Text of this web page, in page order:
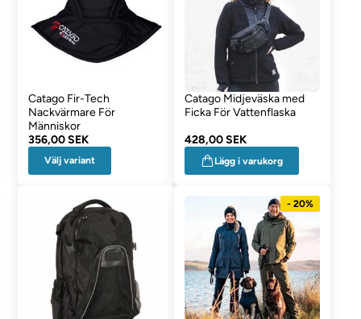
Catago Fir-Tech
Nackvärmare För
Människor
356,00 SEK
Välj variant
Catago Midjeväska med
Ficka För Vattenflaska
428,00 SEK
Lägg i varukorg
- 20%